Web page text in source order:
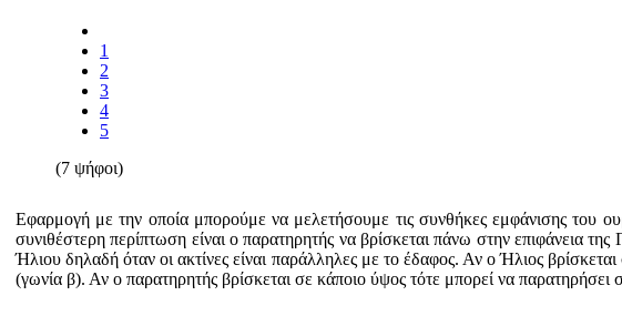
1
2
3
4
5
(7 ψήφοι)
Εφαρμογή με την οποία μπορούμε να μελετήσουμε τις συνθήκες εμφάνισης του
συνιθέστερη περίπτωση είναι ο παρατηρητής να βρίσκεται πάνω στην επιφάνεια
Ήλιου δηλαδή όταν οι ακτίνες είναι παράλληλες με το έδαφος. Αν ο Ήλιος
(γωνία β). Αν ο παρατηρητής βρίσκεται σε κάποιο ύψος τότε μπορεί να